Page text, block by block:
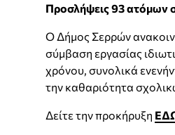
Προσλήψεις 93 ατόμων
Ο Δήμος Σερρών
σύμβαση εργασίας
χρόνου, συνολικά
την καθαριότητα
Δείτε την προκήρυξη